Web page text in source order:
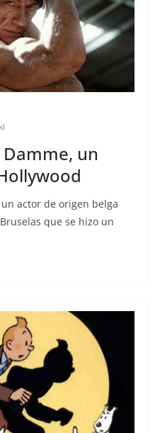
Damme, un
un actor de origen belga
que se hizo un